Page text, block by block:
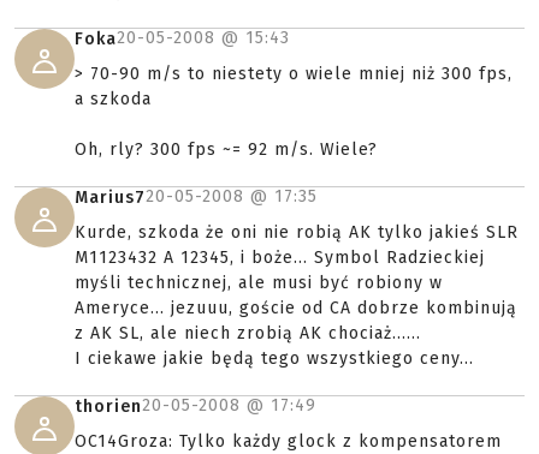
Foka20-05-2008 @ 15:43
> 70-90 m/s to niestety o wiele mniej niż 300 fps,
a szkoda
Oh, rly? 300 fps ~= 92 m/s. Wiele?
Marius720-05-2008 @ 17:35
Kurde, szkoda że oni nie robią AK tylko jakieś SLR
M1123432 A 12345, i boże... Symbol Radzieckiej
myśli technicznej, ale musi być robiony w
Ameryce... jezuuu, goście od CA dobrze kombinują
z AK SL, ale niech zrobią AK chociaż......
I ciekawe jakie będą tego wszystkiego ceny...
thorien20-05-2008 @ 17:49
OC14Groza: Tylko każdy glock z kompensatorem